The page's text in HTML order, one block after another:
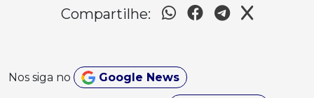
Compartilhe:
Nos siga no Google News